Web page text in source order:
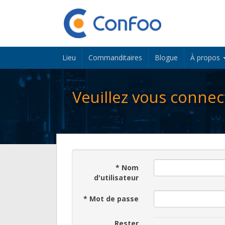
Lieu Commanditaires Blogue À propos
Veuillez vous
* Nom
d'utilisateur
* Mot de passe